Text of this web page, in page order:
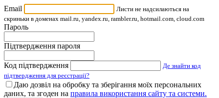
Email
Листи не надсилаються на
скриньки в доменах mail.ru, yandex.ru, rambler.ru, hotmail.com, cloud.com
Пароль
Підтвердження пароля
Код підтвердження
Де знайти код
підтвердження для реєстрації?
Даю дозвіл на обробку та зберігання моїх персональних
даних, та згоден на правила використання сайту та системи.